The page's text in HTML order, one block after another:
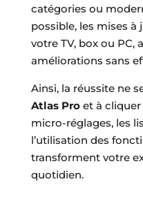
catégories ou
possible, les mises
votre TV, box ou PC,
améliorations sans
Ainsi, la réussite ne
Atlas Proet à cliquer
micro-réglages, les
l’utilisation des
transforment votre
quotidien.